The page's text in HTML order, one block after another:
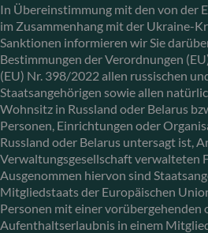
In Übereinstimmung mit den von der
im Zusammenhang mit der Ukraine-
Sanktionen informieren wir Sie
Bestimmungen der Verordnungen
(EU) Nr. 398/2022 allen russischen
Staatsangehörigen sowie allen
Wohnsitz in Russland oder Belarus
Personen, Einrichtungen oder
Russland oder Belarus untersagt ist,
Verwaltungsgesellschaft verwalteten
Ausgenommen hiervon sind
Mitgliedstaats der Europäischen
Personen mit einer vorübergehenden
Aufenthaltserlaubnis in einem